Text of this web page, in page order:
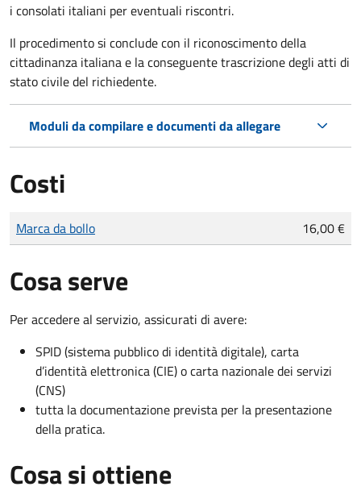
i consolati italiani per eventuali riscontri.
Il procedimento si conclude con il riconoscimento della
cittadinanza italiana e la conseguente trascrizione degli atti di
stato civile del richiedente.
Moduli da compilare e documenti da allegare
Costi
Tipo di pagamento
Importo
Marca da bollo 16,00 €
Cosa serve
Per accedere al servizio, assicurati di avere:
SPID (sistema pubblico di identità digitale), carta
d’identità elettronica (CIE) o carta nazionale dei servizi
(CNS)
tutta la documentazione prevista per la presentazione
della pratica.
Cosa si ottiene